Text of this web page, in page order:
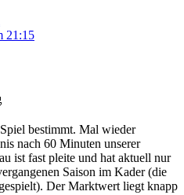
21:15
bestimmt. Mal wieder
nach 60 Minuten unserer
ist fast pleite und hat aktuell nur
Saison im Kader (die
Der Marktwert liegt knapp